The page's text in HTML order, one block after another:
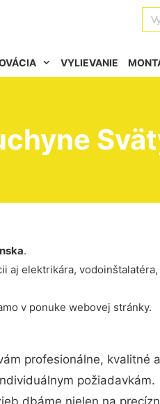
for:
VYLIEVANIE
.
aj elektrikára, vodoinštalatéra,
v ponuke webovej stránky.
profesionálne, kvalitné
požiadavkám.